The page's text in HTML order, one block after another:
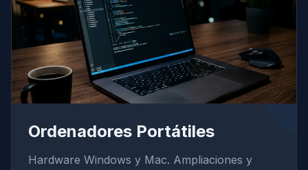
Ordenadores Portátiles
Hardware Windows y Mac. Ampliaciones y